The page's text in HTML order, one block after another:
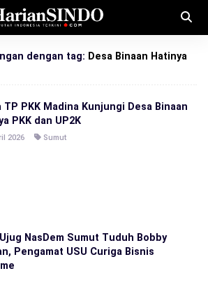
dengan tag: Desa Binaan Hatinya
TP PKK Madina Kunjungi Desa Binaan
PKK dan UP2K
2026 Sumut
NasDem Sumut Tuduh Bobby
Pengamat USU Curiga Bisnis